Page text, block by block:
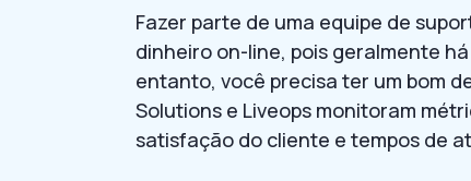
Fazer parte de uma equipe de
dinheiro on-line, pois geralmente
entanto, você precisa ter um bom
Solutions e Liveops monitoram
satisfação do cliente e tempos de